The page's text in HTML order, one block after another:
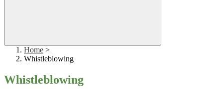
Home >
Whistleblowing
Whistleblowing